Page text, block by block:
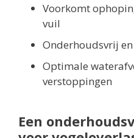
Voorkomt
vuil
Onderhoudsvrij
Optimale
verstoppingen
Een